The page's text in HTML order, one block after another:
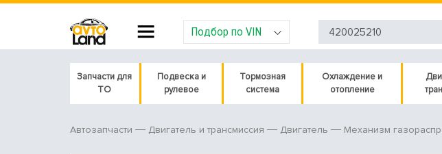
Подбор по VIN
Запчасти для
ТО
Подвеска и
рулевое
Тормозная
система
Охлаждение и
отопление
Автозапчасти Двигатель и трансмиссия Двигатель Механизм